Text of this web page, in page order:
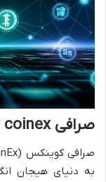
صرافی coinex ثبت نام
به دنیای هیجان